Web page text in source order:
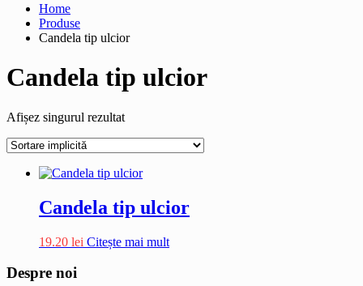
Home
Produse
Candela tip ulcior
Candela tip ulcior
Afișez singurul rezultat
Candela tip ulcior
19.20 lei Citește mai mult
Despre noi